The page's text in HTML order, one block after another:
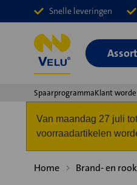
Snelle leveringen
SpaarprogrammaKlant
Van maandag 27 juli
voorraadartikelen
Home Brand- en